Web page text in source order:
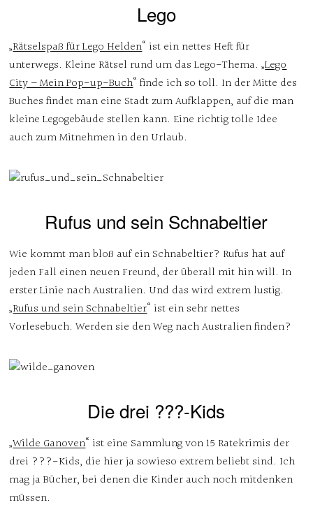
Lego
„Rätselspaß für Lego Helden“ ist ein nettes Heft für
unterwegs. Kleine Rätsel rund um das Lego-Thema. „Lego
City – Mein Pop-up-Buch“ finde ich so toll. In der Mitte des
Buches findet man eine Stadt zum Aufklappen, auf die man
kleine Legogebäude stellen kann. Eine richtig tolle Idee
auch zum Mitnehmen in den Urlaub.
Rufus und sein Schnabeltier
Wie kommt man bloß auf ein Schnabeltier? Rufus hat auf
jeden Fall einen neuen Freund, der überall mit hin will. In
erster Linie nach Australien. Und das wird extrem lustig.
„Rufus und sein Schnabeltier“ ist ein sehr nettes
Vorlesebuch. Werden sie den Weg nach Australien finden?
Die drei ???-Kids
„Wilde Ganoven“ ist eine Sammlung von 15 Ratekrimis der
drei ???-Kids, die hier ja sowieso extrem beliebt sind. Ich
mag ja Bücher, bei denen die Kinder auch noch mitdenken
müssen.